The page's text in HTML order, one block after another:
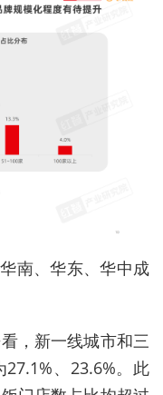
南、华东、华中成
，新一线城市和三
、23.6%。此